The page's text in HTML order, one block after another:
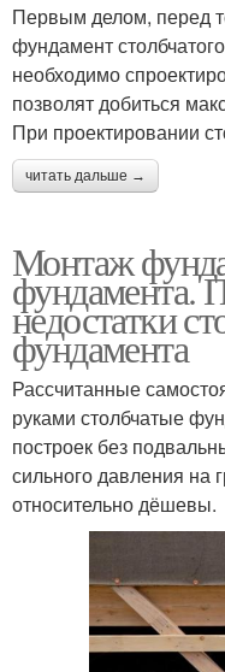
Первым делом, перед
фундамент
необходимо
позволят добиться
При проектировании
читать дальше →
Монтаж
фундамента.
недостатки
фундамента
Рассчитанные
руками столбчатые
построек без
сильного давления на
относительно дёшевы.